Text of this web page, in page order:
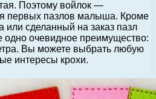
Поэтому войлок —
первых пазлов малыша. Кроме
или сделанный на заказ пазл
очевидное преимущество:
Вы можете выбрать любую
интересы крохи.